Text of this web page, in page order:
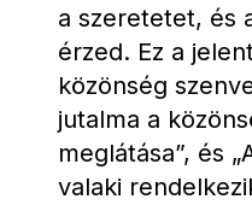
a szeretetet, és
érzed. Ez a
közönség
jutalma a
meglátása”, és
valaki